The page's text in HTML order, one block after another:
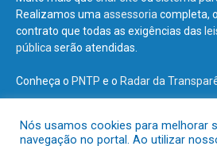
Realizamos uma assessoria completa,
contrato que todas as exigências das
pública serão atendidas.
Conheça o PNTP e o Radar da
Nós usamos cookies para melhorar
navegação no portal. Ao utilizar